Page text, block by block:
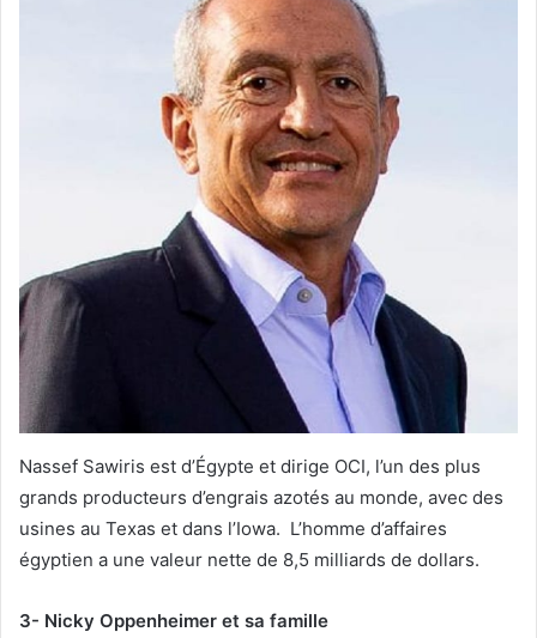
Nassef Sawiris est d’Égypte et dirige OCI, l’un des plus
grands producteurs d’engrais azotés au monde, avec des
usines au Texas et dans l’Iowa. L’homme d’affaires
égyptien a une valeur nette de 8,5 milliards de dollars.
3- Nicky Oppenheimer et sa famille